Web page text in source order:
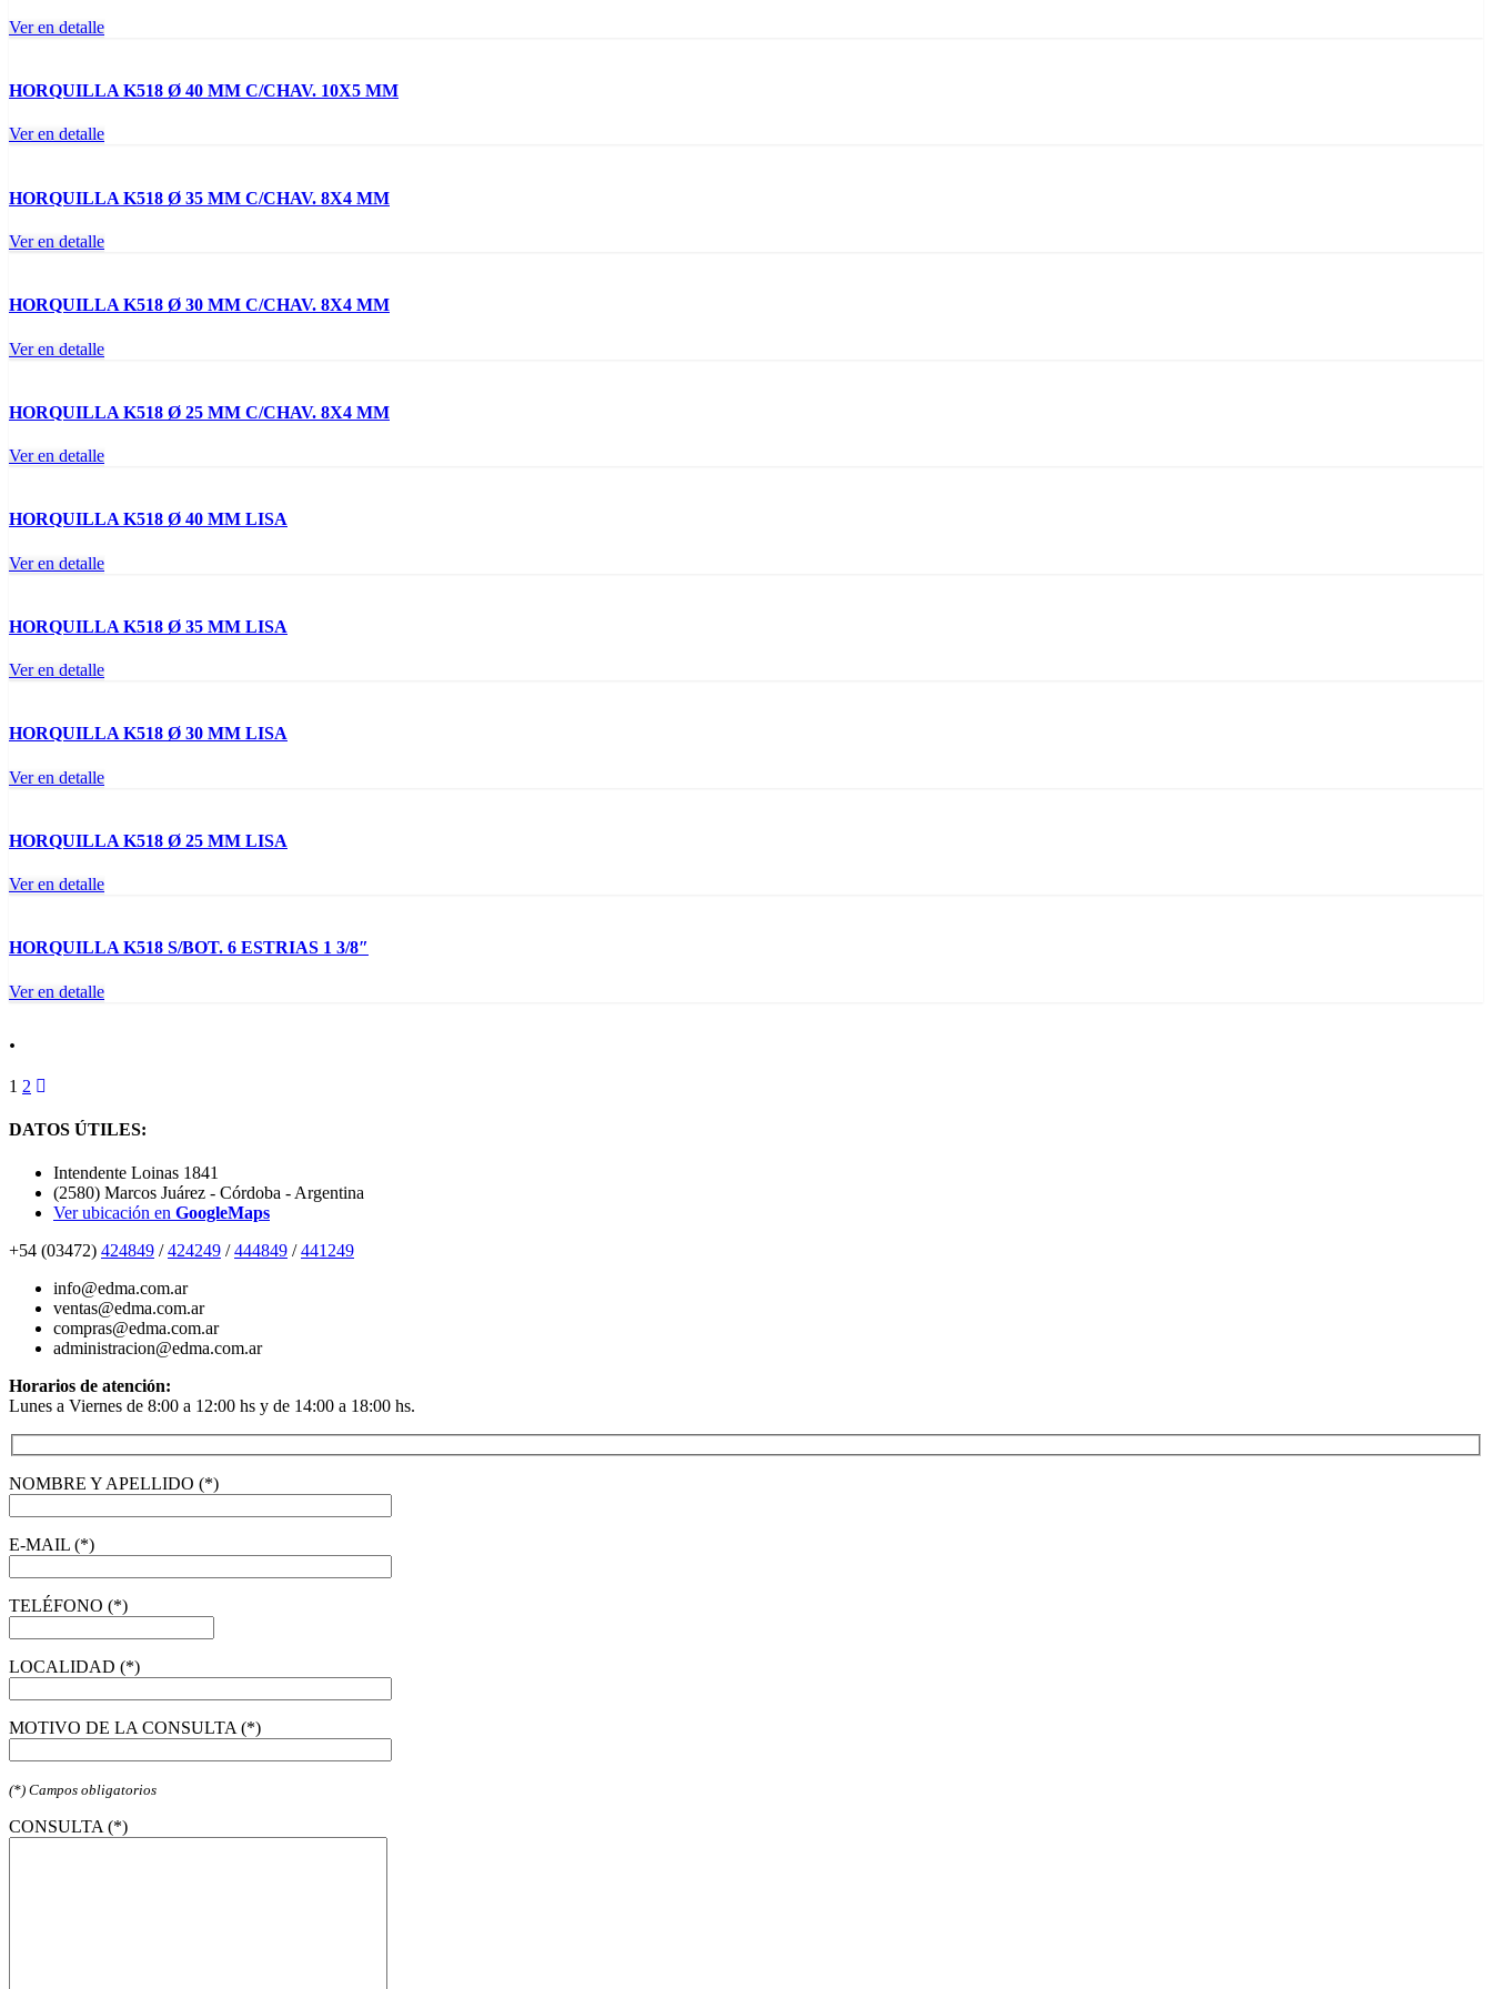
Ver en detalle
HORQUILLA K518 Ø 40 MM C/CHAV. 10X5 MM
Ver en detalle
HORQUILLA K518 Ø 35 MM C/CHAV. 8X4 MM
Ver en detalle
HORQUILLA K518 Ø 30 MM C/CHAV. 8X4 MM
Ver en detalle
HORQUILLA K518 Ø 25 MM C/CHAV. 8X4 MM
Ver en detalle
HORQUILLA K518 Ø 40 MM LISA
Ver en detalle
HORQUILLA K518 Ø 35 MM LISA
Ver en detalle
HORQUILLA K518 Ø 30 MM LISA
Ver en detalle
HORQUILLA K518 Ø 25 MM LISA
Ver en detalle
HORQUILLA K518 S/BOT. 6 ESTRIAS 1 3/8″
Ver en detalle
.
1 2
DATOS ÚTILES:
Intendente Loinas 1841
(2580) Marcos Juárez - Córdoba - Argentina
Ver ubicación en GoogleMaps
+54 (03472) 424849 /424249 /444849 /441249
info@edma.com.ar
ventas@edma.com.ar
compras@edma.com.ar
administracion@edma.com.ar
Horarios de atención:
Lunes a Viernes de 8:00 a 12:00 hs y de 14:00 a 18:00 hs.
NOMBRE Y APELLIDO (*)
E-MAIL (*)
TELÉFONO (*)
LOCALIDAD (*)
MOTIVO DE LA CONSULTA (*)
(*) Campos obligatorios
CONSULTA (*)